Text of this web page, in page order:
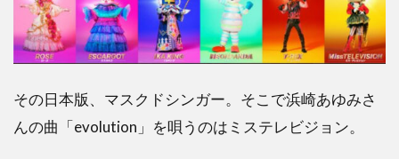
その日本版、マスクドシンガー。そこで浜崎あゆみさ
んの曲「evolution」を唄うのはミステレビジョン。